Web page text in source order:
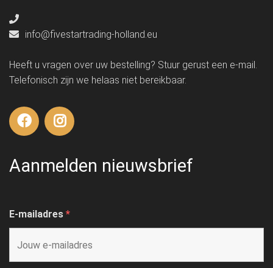
info@fivestartrading-holland.eu
Heeft u vragen over uw bestelling? Stuur gerust een e-mail.
Telefonisch zijn we helaas niet bereikbaar.
Aanmelden nieuwsbrief
E-mailadres *